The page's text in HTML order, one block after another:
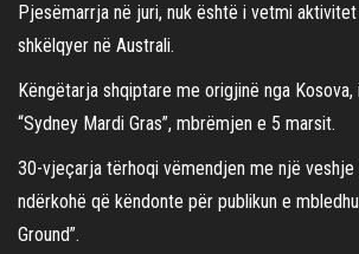
Pjesëmarrja në juri, nuk është i vetmi aktivitet
shkëlqyer në Australi.
Këngëtarja shqiptare me origjinë nga
“Sydney Mardi Gras”, mbrëmjen e 5 marsit.
30-vjeçarja tërhoqi vëmendjen me një veshje
ndërkohë që këndonte për publikun e
Ground”.